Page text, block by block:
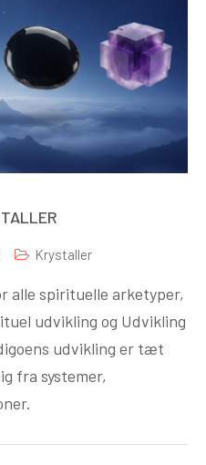
Krystaller
alle spirituelle arketyper,
udvikling og Udvikling
udvikling er tæt
fra systemer,